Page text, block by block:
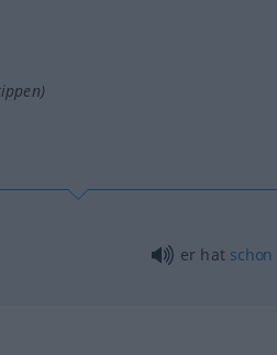
er hat schon